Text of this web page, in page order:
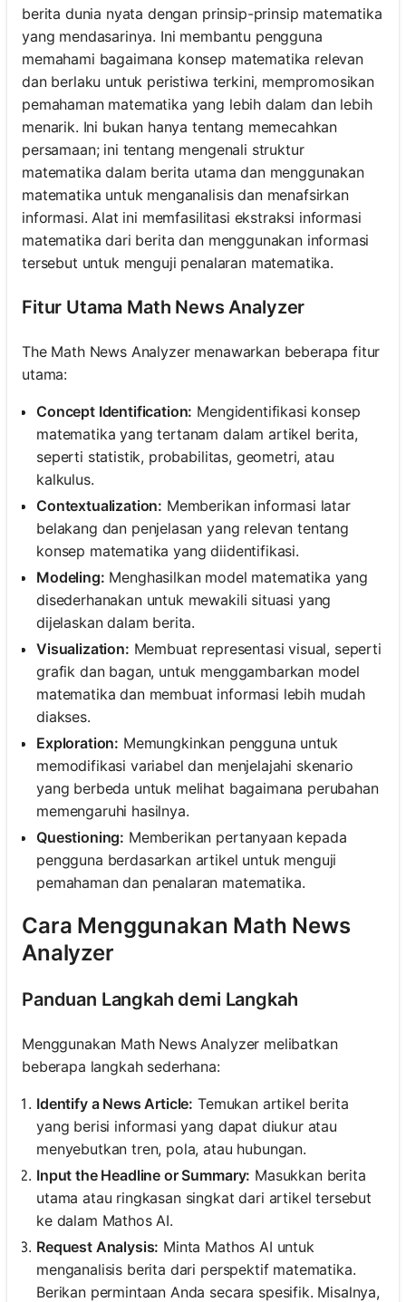
berita dunia nyata dengan prinsip-prinsip matematika
yang mendasarinya. Ini membantu pengguna
memahami bagaimana konsep matematika relevan
dan berlaku untuk peristiwa terkini, mempromosikan
pemahaman matematika yang lebih dalam dan lebih
menarik. Ini bukan hanya tentang memecahkan
persamaan; ini tentang mengenali struktur
matematika dalam berita utama dan menggunakan
matematika untuk menganalisis dan menafsirkan
informasi. Alat ini memfasilitasi ekstraksi informasi
matematika dari berita dan menggunakan informasi
tersebut untuk menguji penalaran matematika.
Fitur Utama Math News Analyzer
The Math News Analyzer menawarkan beberapa fitur
utama:
Concept Identification: Mengidentifikasi konsep
matematika yang tertanam dalam artikel berita,
seperti statistik, probabilitas, geometri, atau
kalkulus.
Contextualization: Memberikan informasi latar
belakang dan penjelasan yang relevan tentang
konsep matematika yang diidentifikasi.
Modeling: Menghasilkan model matematika yang
disederhanakan untuk mewakili situasi yang
dijelaskan dalam berita.
Visualization: Membuat representasi visual, seperti
grafik dan bagan, untuk menggambarkan model
matematika dan membuat informasi lebih mudah
diakses.
Exploration: Memungkinkan pengguna untuk
memodifikasi variabel dan menjelajahi skenario
yang berbeda untuk melihat bagaimana perubahan
memengaruhi hasilnya.
Questioning: Memberikan pertanyaan kepada
pengguna berdasarkan artikel untuk menguji
pemahaman dan penalaran matematika.
Cara Menggunakan Math News
Analyzer
Panduan Langkah demi Langkah
Menggunakan Math News Analyzer melibatkan
beberapa langkah sederhana:
Identify a News Article: Temukan artikel berita
yang berisi informasi yang dapat diukur atau
menyebutkan tren, pola, atau hubungan.
Input the Headline or Summary: Masukkan berita
utama atau ringkasan singkat dari artikel tersebut
ke dalam Mathos AI.
Request Analysis: Minta Mathos AI untuk
menganalisis berita dari perspektif matematika.
Berikan permintaan Anda secara spesifik. Misalnya,